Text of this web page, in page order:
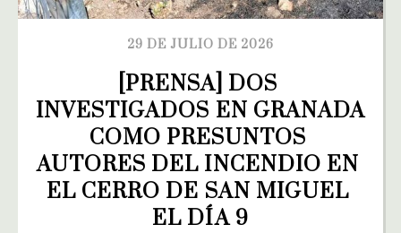
29 DE JULIO DE 2026
[PRENSA] DOS
INVESTIGADOS EN GRANADA
COMO PRESUNTOS
AUTORES DEL INCENDIO EN
EL CERRO DE SAN MIGUEL
EL DÍA 9